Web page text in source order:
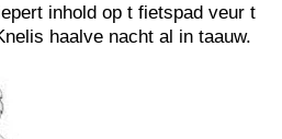
inhold op t fietspad veur t
haalve nacht al in taauw.